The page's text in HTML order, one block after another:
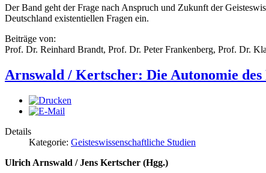
Der Band geht der Frage nach Anspruch und Zukunft der
Deutschland existentiellen Fragen ein.
Beiträge von:
Prof. Dr. Reinhard Brandt, Prof. Dr. Peter Frankenberg, Prof. Dr.
Arnswald / Kertscher: Die Autonomie des
Details
Kategorie: Geisteswissenschaftliche Studien
Ulrich Arnswald / Jens Kertscher (Hgg.)